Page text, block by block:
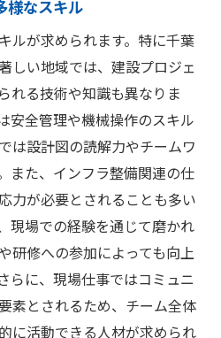
キャリアの魅力
のためのスキルアップ方
成長する働き方
育てる企業の取り組み
事を探す際の注目エリア
駅周辺の可能性
む臨海エリア
求人スポット
される地域
で変わる求人情報
様なスキル
ルが求められます。特に千葉
しい地域では、建設プロジェ
れる技術や知識も異なりま
安全管理や機械操作のスキル
は設計図の読解力やチームワ
また、インフラ整備関連の仕
力が必要とされることも多い
現場での経験を通じて磨かれ
研修への参加によっても向上
らに、現場仕事ではコミュニ
素とされるため、チーム全体
に活動できる人材が求められ